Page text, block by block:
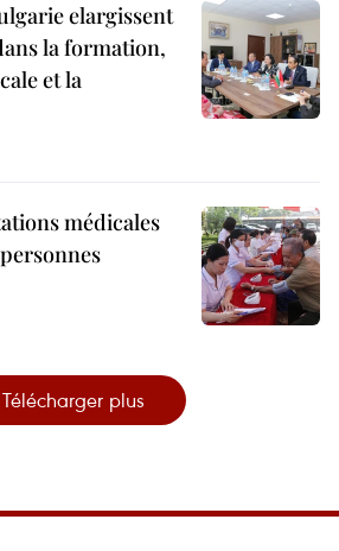
elargissent
la formation,
et la
médicales
Télécharger plus